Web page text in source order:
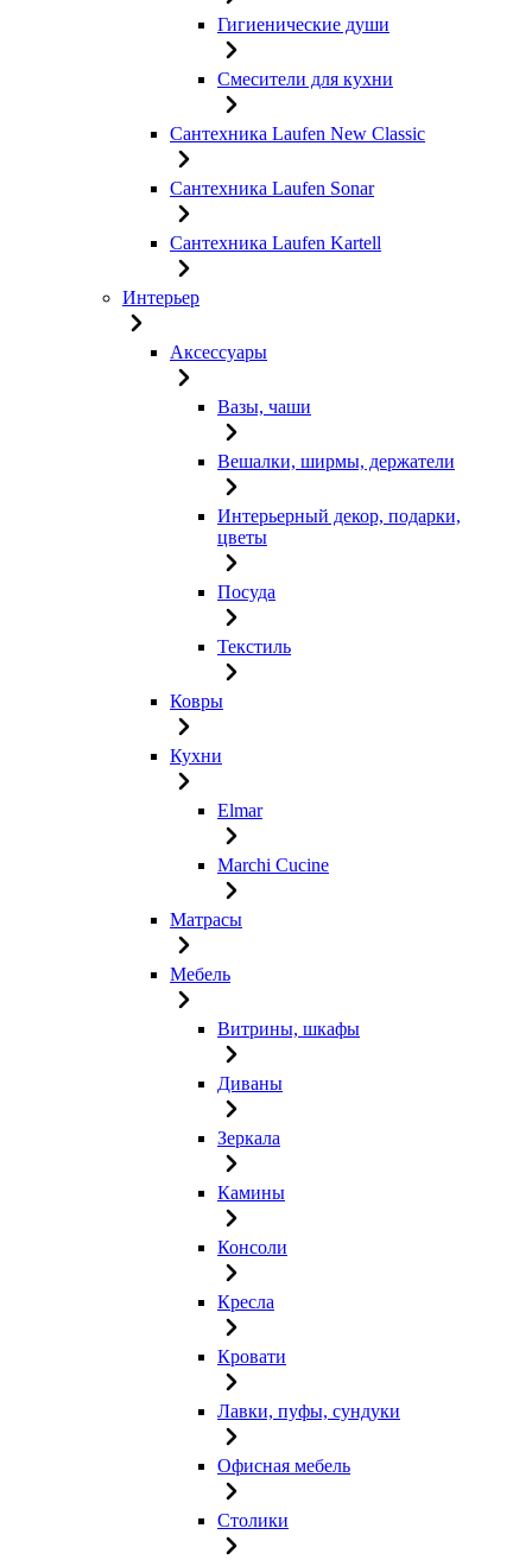
Гигиенические души
Смесители для кухни
Сантехника Laufen New Classic
Сантехника Laufen Sonar
Сантехника Laufen Kartell
Интерьер
Аксессуары
Вазы, чаши
Вешалки, ширмы, держатели
Интерьерный декор, подарки,
цветы
Посуда
Текстиль
Ковры
Кухни
Elmar
Marchi Cucine
Матрасы
Мебель
Витрины, шкафы
Диваны
Зеркала
Камины
Консоли
Кресла
Кровати
Лавки, пуфы, сундуки
Офисная мебель
Столики